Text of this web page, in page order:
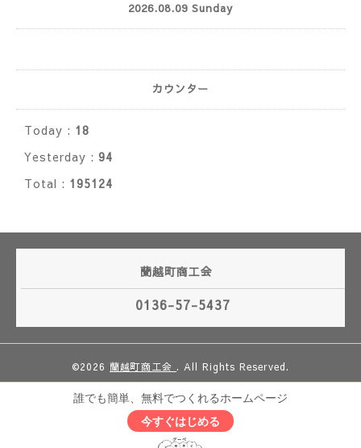
2026.08.09 Sunday
カウンター
Today : 18
Yesterday : 94
Total : 195124
蘭越町商工会
0136-57-5437
©2026 蘭越町商工会 . All Rights Reserved.
誰でも簡単、無料でつくれるホームページ
今すぐはじめる